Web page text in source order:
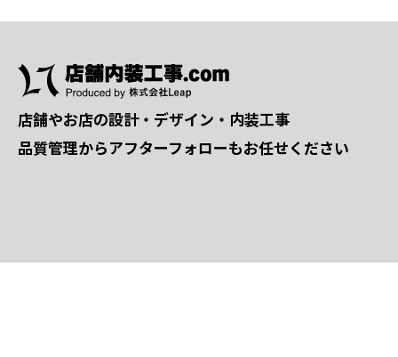
店舗やお店の設計・デザイン・内装工事
品質管理からアフターフォローもお任せください